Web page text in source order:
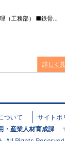
（工務部） ■鉄骨…
詳しく
ついて サイトポ
・産業人材育成課